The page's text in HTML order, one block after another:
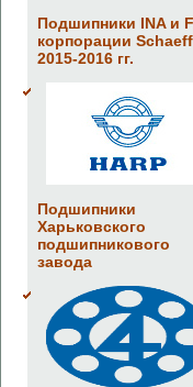
Подшипники INA и
корпорации
2015-2016 гг.
Подшипники
Харьковского
подшипникового
завода